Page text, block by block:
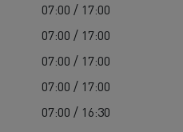
07:00 / 17:00
07:00 / 17:00
07:00 / 17:00
07:00 / 17:00
07:00 / 16:30